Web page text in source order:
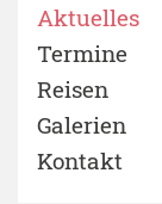
Aktuelles
Termine
Reisen
Galerien
Kontakt